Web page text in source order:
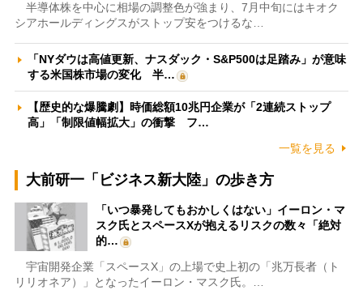
半導体株を中心に相場の調整色が強まり、7月中旬にはキオク
シアホールディングスがストップ安をつけるな…
「NYダウは高値更新、ナスダック・S&P500は足踏み」が意味
する米国株市場の変化 半…
【歴史的な爆騰劇】時価総額10兆円企業が「2連続ストップ
高」「制限値幅拡大」の衝撃 フ…
一覧を見る
大前研一「ビジネス新大陸」の歩き方
「いつ暴発してもおかしくはない」イーロン・マ
スク氏とスペースXが抱えるリスクの数々「絶対
的…
宇宙開発企業「スペースX」の上場で史上初の「兆万長者（ト
リリオネア）」となったイーロン・マスク氏。…